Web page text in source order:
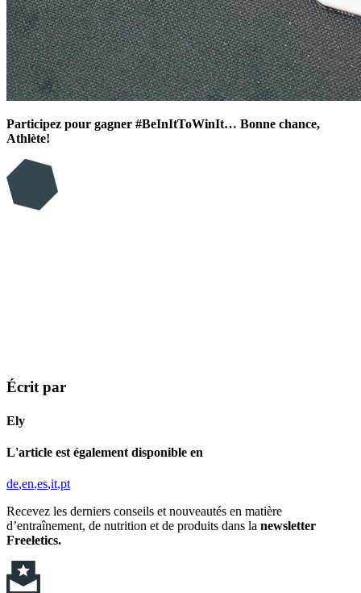
Participez pour gagner #BeInItToWinIt… Bonne chance,
Athlète!
Écrit par
Ely
L'article est également disponible en
de en es it pt
Recevez les derniers conseils et nouveautés en matière
d’entraînement, de nutrition et de produits dans la newsletter
Freeletics.